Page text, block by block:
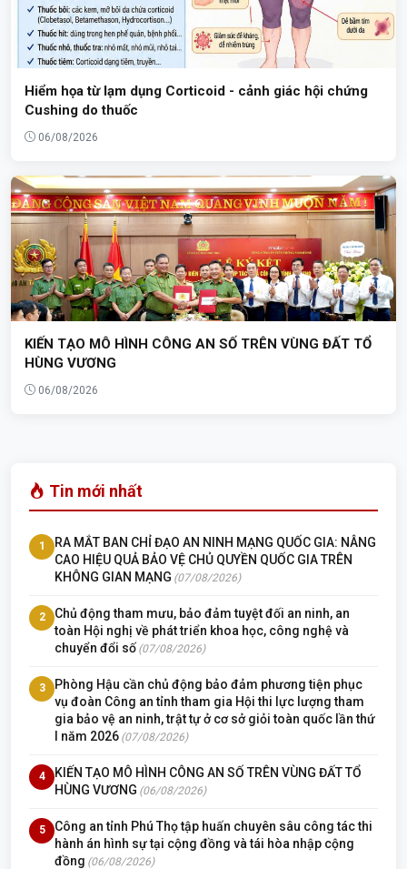
Hiểm họa từ lạm dụng Corticoid - cảnh giác hội chứng
Cushing do thuốc
06/08/2026
KIẾN TẠO MÔ HÌNH CÔNG AN SỐ TRÊN VÙNG ĐẤT TỔ
HÙNG VƯƠNG
06/08/2026
Tin mới nhất
1
RA MẮT BAN CHỈ ĐẠO AN NINH MẠNG QUỐC GIA: NÂNG
CAO HIỆU QUẢ BẢO VỆ CHỦ QUYỀN QUỐC GIA TRÊN
KHÔNG GIAN MẠNG (07/08/2026)
2
Chủ động tham mưu, bảo đảm tuyệt đối an ninh, an
toàn Hội nghị về phát triển khoa học, công nghệ và
chuyển đổi số (07/08/2026)
3
Phòng Hậu cần chủ động bảo đảm phương tiện phục
vụ đoàn Công an tỉnh tham gia Hội thi lực lượng tham
gia bảo vệ an ninh, trật tự ở cơ sở giỏi toàn quốc lần thứ
I năm 2026 (07/08/2026)
4
KIẾN TẠO MÔ HÌNH CÔNG AN SỐ TRÊN VÙNG ĐẤT TỔ
HÙNG VƯƠNG (06/08/2026)
5
Công an tỉnh Phú Thọ tập huấn chuyên sâu công tác thi
hành án hình sự tại cộng đồng và tái hòa nhập cộng
đồng (06/08/2026)